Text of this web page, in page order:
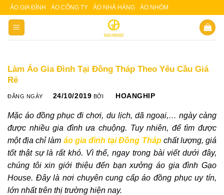
Skip
content
ÁO GIA ĐÌNH ÁO CÔNG TY ÁO NHÀ HÀNG ÁO NHÓM
Làm Áo Gia Đình Tại Đồng Tháp Theo Yêu Cầu Giá
Rẻ
ĐĂNG NGÀY 24/10/2019 BỞI HOANGHIP
Mặc áo đồng phục đi chơi, du lịch, dã ngoại,… ngày càng
được nhiều gia đình ưa chuộng. Tuy nhiên, để tìm được
một địa chỉ làm áo gia đình tại Đồng Thápchất lượng, giá
tốt thật sự là rất khó. Vì thế, ngay trong bài viết dưới đây,
chúng tôi xin giới thiệu đến bạn xưởng áo gia đình Gạo
House. Đây là nơi chuyên cung cấp áo đồng phục uy tín,
lớn nhất trên thị trường hiện nay.